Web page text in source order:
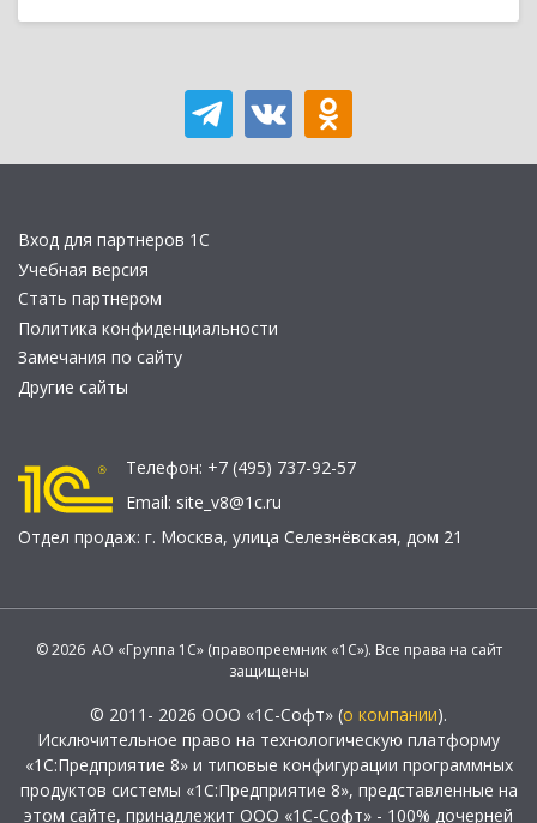
Вход для партнеров 1С
Учебная версия
Стать партнером
Политика конфиденциальности
Замечания по сайту
Другие сайты
Телефон: +7 (495) 737-92-57
Email: site_v8@1c.ru
Отдел продаж: г. Москва, улица Селезнёвская, дом 21
© 2026 АО «Группа 1С» (правопреемник «1С»). Все права на сайт
защищены
© 2011- 2026 ООО «1С-Софт» (о компании).
Исключительное право на технологическую платформу
«1С:Предприятие 8» и типовые конфигурации программных
продуктов системы «1С:Предприятие 8», представленные на
этом сайте, принадлежит ООО «1С-Софт» - 100% дочерней